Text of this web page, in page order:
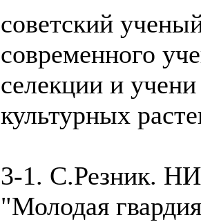
советский
современного
селекции и
культурных
3-1. С.Резник.
"Молодая